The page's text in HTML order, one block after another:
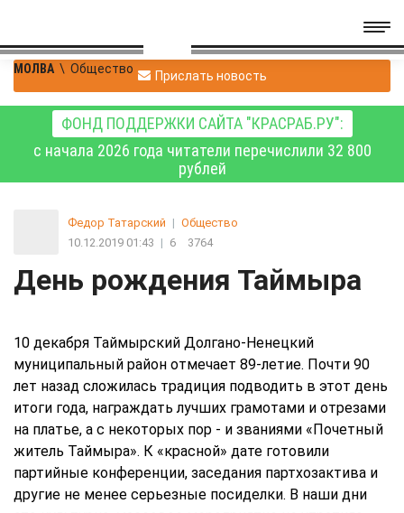
МОЛВА \ Общество Прислать новость
ФОНД ПОДДЕРЖКИ САЙТА "КРАСРАБ.РУ":
с начала 2026 года читатели перечислили 32 800
рублей
Федор Татарский | Общество
10.12.2019 01:43 | 6 3764
День рождения Таймыра
10 декабря Таймырский Долгано-Ненецкий
муниципальный район отмечает 89-летие. Почти 90
лет назад сложилась традиция подводить в этот день
итоги года, награждать лучших грамотами и отрезами
на платье, а с некоторых пор - и званиями «Почетный
житель Таймыра». К «красной» дате готовили
партийные конференции, заседания партхозактива и
другие не менее серьезные посиделки. В наши дни